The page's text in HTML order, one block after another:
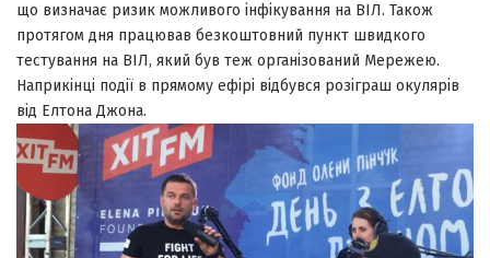
що визначає ризик можливого інфікування на ВІЛ. Також
протягом дня працював безкоштовний пункт швидкого
тестування на ВІЛ, який був теж організований Мережею.
Наприкінці події в прямому ефірі відбувся розіграш окулярів
від Елтона Джона.